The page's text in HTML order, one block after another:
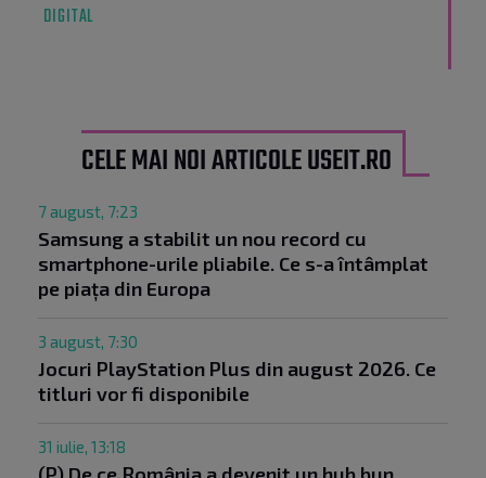
DIGITAL
CELE MAI NOI ARTICOLE USEIT.RO
7 august, 7:23
Samsung a stabilit un nou record cu
smartphone-urile pliabile. Ce s-a întâmplat
pe piața din Europa
3 august, 7:30
Jocuri PlayStation Plus din august 2026. Ce
titluri vor fi disponibile
31 iulie, 13:18